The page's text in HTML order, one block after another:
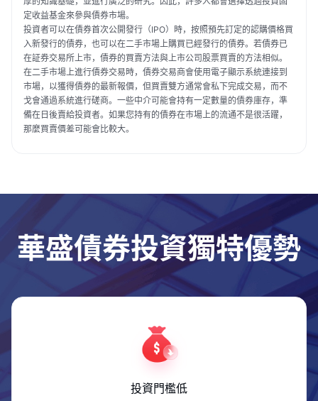
定收益基金來參與債券市場。
投資者可以在債券首次公開發行（IPO）時，按照預先訂定的認購價格買
入新發行的債券，也可以在二手市場上購買已經發行的債券。若債券已
在証券交易所上市，債券的買賣方法與上市公司股票買賣的方法相似。
在二手市場上進行債券交易時，債券交易商會使用電子顯示系統連接到
市場，以獲得債券的最新報價，但買賣雙方通常會私下完成交易，而不
戈會通過系統進行磋商。一些中介可能會持有一定數量的債券庫存，準
備在日後賣給投資者。如果您持有的債券在市場上的流通不是很活躍，
那麼買賣價差可能會比較大。
華盛債券投資獨特優勢
投資門檻低